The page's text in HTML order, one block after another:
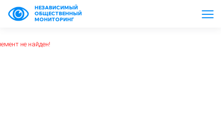
НЕЗАВИСИМЫЙ
ОБЩЕСТВЕННЫЙ
МОНИТОРИНГ
не найден!